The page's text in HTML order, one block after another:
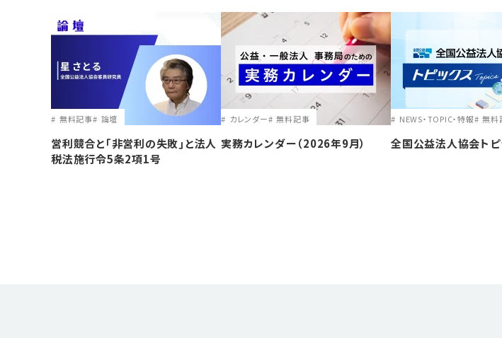
無料記事 論壇
営利競合と｢非営利の失敗｣と法人
税法施行令5条2項1号
カレンダー 無料記事
実務カレンダー（2026年9月）
NEWS・TOPIC・特報 無料
全国公益法人協会トピ